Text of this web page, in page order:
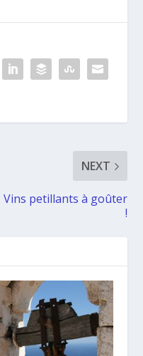
NEXT
Vins petillants à goûter
!